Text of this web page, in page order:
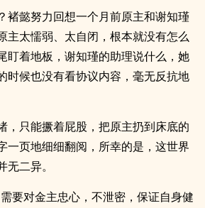
褚懿努力回想一个月前原主和谢知瑾
主太懦弱、太自闭，根本就没有怎么
盯着地板，谢知瑾的助理说什么，她
时候也没有看协议内容，毫无反抗地
，只能撅着屁股，把原主扔到床底的
一页地细细翻阅，所幸的是，这世界
二异。
要对金主忠心，不泄密，保证自身健